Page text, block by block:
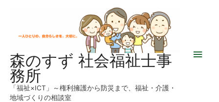
森のすず 社会福祉士事
務所
「福祉×ICT」～権利擁護から防災まで、福祉・介護・
地域づくりの相談室
メ